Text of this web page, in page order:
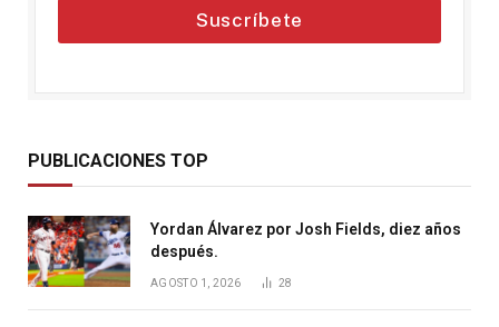
Suscríbete
PUBLICACIONES TOP
Yordan Álvarez por Josh Fields, diez años
después.
AGOSTO 1, 2026 28